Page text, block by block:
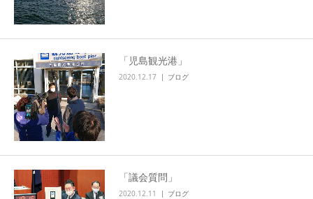
「児島観光港」
2020.12.17 ブログ
「議会質問」
2020.12.11 ブログ